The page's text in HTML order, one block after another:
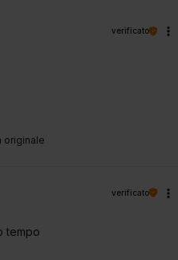
originale
verificato
verificato
tempo